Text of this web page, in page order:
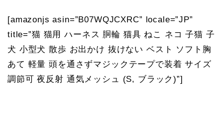
[amazonjs asin=”B07WQJCXRC” locale=”JP”
title=”猫 猫用 ハーネス 胴輪 猫具 ねこ ネコ 子猫 子
犬 小型犬 散歩 お出かけ 抜けない ベスト ソフト胸
あて 軽量 頭を通さずマジックテープで装着 サイズ
調節可 夜反射 通気メッシュ (S, ブラック)”]